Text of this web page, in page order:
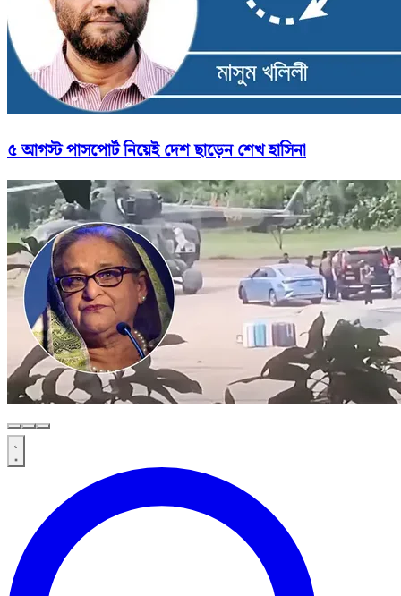
৫ আগস্ট পাসপোর্ট নিয়েই দেশ ছাড়েন শেখ হাসিনা